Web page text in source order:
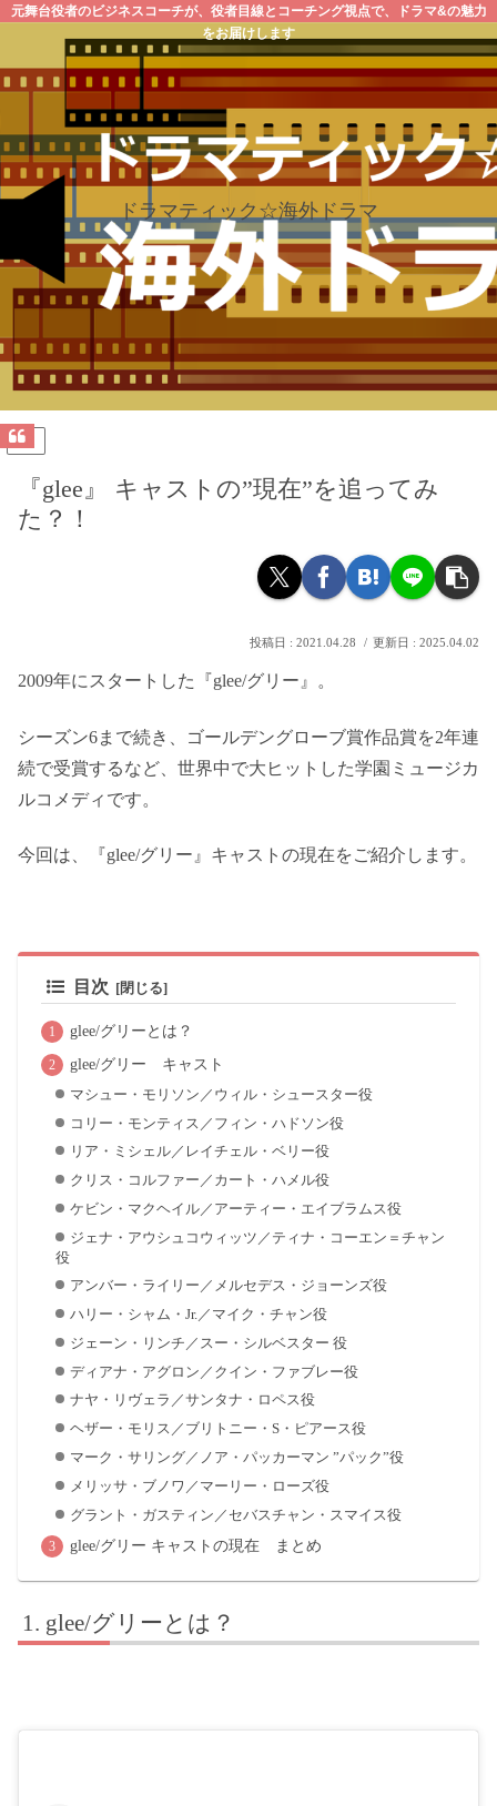
元舞台役者のビジネスコーチが、役者目線とコーチング視点で、ドラマ&の魅力
をお届けします
ドラマティック☆海外ドラマ
PR
『glee』 キャストの”現在”を追ってみ
た？！
2021.04.28 2025.04.02
2009年にスタートした『glee/グリー』。
シーズン6まで続き、ゴールデングローブ賞作品賞を2年連
続で受賞するなど、世界中で大ヒットした学園ミュージカ
ルコメディです。
今回は、『glee/グリー』キャストの現在をご紹介します。
目次
glee/グリーとは？
glee/グリー キャスト
マシュー・モリソン／ウィル・シュースター役
コリー・モンティス／フィン・ハドソン役
リア・ミシェル／レイチェル・ベリー役
クリス・コルファー／カート・ハメル役
ケビン・マクヘイル／アーティー・エイブラムス役
ジェナ・アウシュコウィッツ／ティナ・コーエン＝チャン
役
アンバー・ライリー／メルセデス・ジョーンズ役
ハリー・シャム・Jr.／マイク・チャン役
ジェーン・リンチ／スー・シルベスター 役
ディアナ・アグロン／クイン・ファブレー役
ナヤ・リヴェラ／サンタナ・ロペス役
ヘザー・モリス／ブリトニー・S・ピアース役
マーク・サリング／ノア・パッカーマン ”パック”役
メリッサ・ブノワ／マーリー・ローズ役
グラント・ガスティン／セバスチャン・スマイス役
glee/グリー キャストの現在 まとめ
glee/グリーとは？